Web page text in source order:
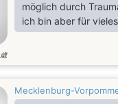
möglich durch
ich bin aber für
歳
Mecklenburg-